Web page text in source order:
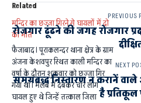
Related
मन्दिर का छज्जा गिरने से घायलों में दो
की मौत
फैजाबाद। पूराकलन्दर थाना क्षेत्र के ग्राम
अंजना केशवपुर स्थित काली मन्दिर का
वर्षा के दौरान शुक्रवार को छज्जा गिर
गया था। मलबे में दबकर चार लोग
घायल हुए थे जिन्हें तत्काल जिला
PREVIOUS
रोजगार ढूंढने की जगह रोजगार
NEXT
समयबद्ध निस्तारण न करानें वाले
है प्रतिकूल